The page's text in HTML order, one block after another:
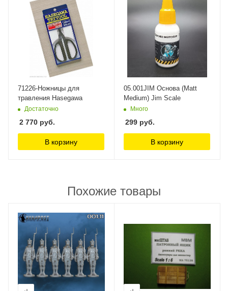
71226-Ножницы для
травления Hasegawa
Достаточно
2 770 руб.
В корзину
05.001JIM Основа (Matt
Medium) Jim Scale
Много
299 руб.
В корзину
Похожие товары